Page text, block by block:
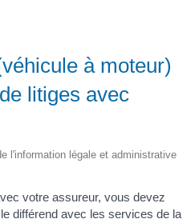
à moteur)
litiges avec
l'information légale et administrative
votre assureur, vous devez
différend avec les services de la